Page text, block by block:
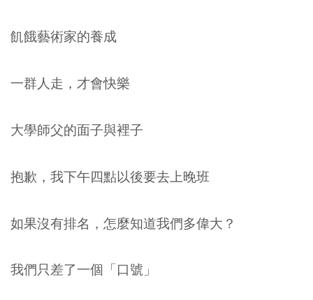
飢餓藝術家的養成
一群人走，才會快樂
大學師父的面子與裡子
抱歉，我下午四點以後要去上晚班
如果沒有排名，怎麼知道我們多偉大？
我們只差了一個「口號」